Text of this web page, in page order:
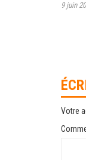
9 juin
Votre